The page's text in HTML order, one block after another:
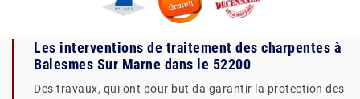
Les interventions de traitement des charpentes à
Balesmes Sur Marne dans le 52200
Des travaux, qui ont pour but da garantir la protection des